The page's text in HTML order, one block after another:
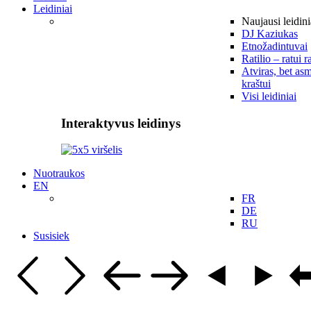
Leidiniai
Naujausi
DJ Kaziukas
Etnožadintuvai
Ratilio – ratui
Atviras, bet
kraštui
Visi leidiniai
Interaktyvus leidinys
Nuotraukos
EN
FR
DE
RU
Susisiek